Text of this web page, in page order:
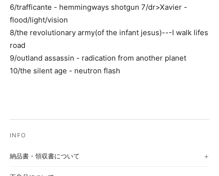
6/trafficante - hemmingways shotgun 7/dr>Xavier -
flood/light/vision
8/the revolutionary army(of the infant jesus)---I walk lifes
road
9/outland assassin - radication from another planet
10/the silent age - neutron flash
納品書・領収書について